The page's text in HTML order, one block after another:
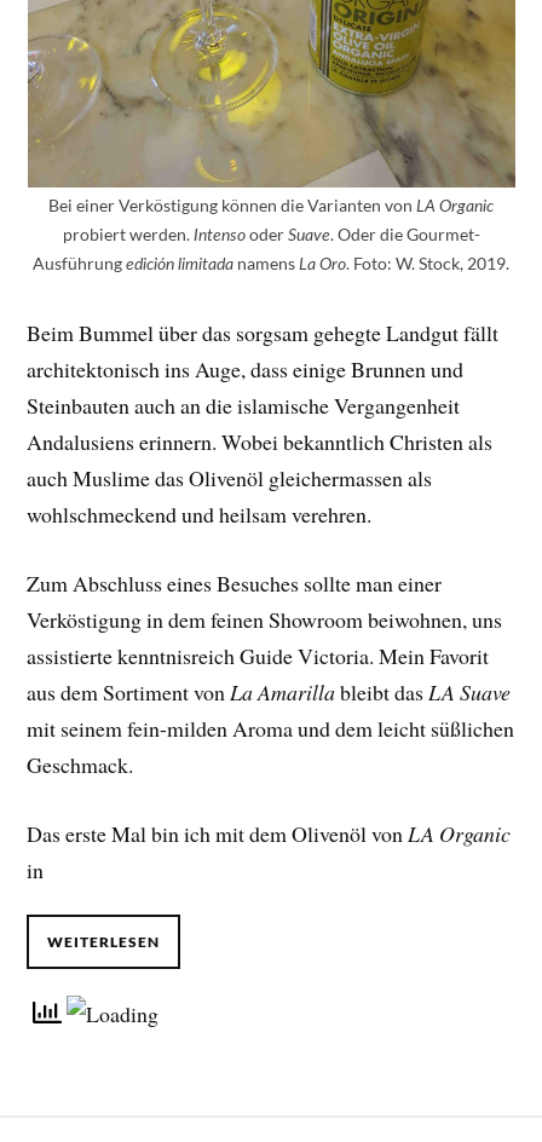
Bei einer Verköstigung können die Varianten von LA Organic
probiert werden. Intensooder Suave. Oder die Gourmet-
Ausführung edición limitada namens La Oro. Foto: W. Stock, 2019.
Beim Bummel über das sorgsam gehegte Landgut fällt
architektonisch ins Auge, dass einige Brunnen und
Steinbauten auch an die islamische Vergangenheit
Andalusiens erinnern. Wobei bekanntlich Christen als
auch Muslime das Olivenöl gleichermassen als
wohlschmeckend und heilsam verehren.
Zum Abschluss eines Besuches sollte man einer
Verköstigung in dem feinen Showroom beiwohnen, uns
assistierte kenntnisreich Guide Victoria. Mein Favorit
aus dem Sortiment vonLa Amarillableibt dasLA Suave
mit seinem fein-milden Aroma und dem leicht süßlichen
Geschmack.
Das erste Mal bin ich mit dem Olivenöl vonLA Organic
in
WEITERLESEN